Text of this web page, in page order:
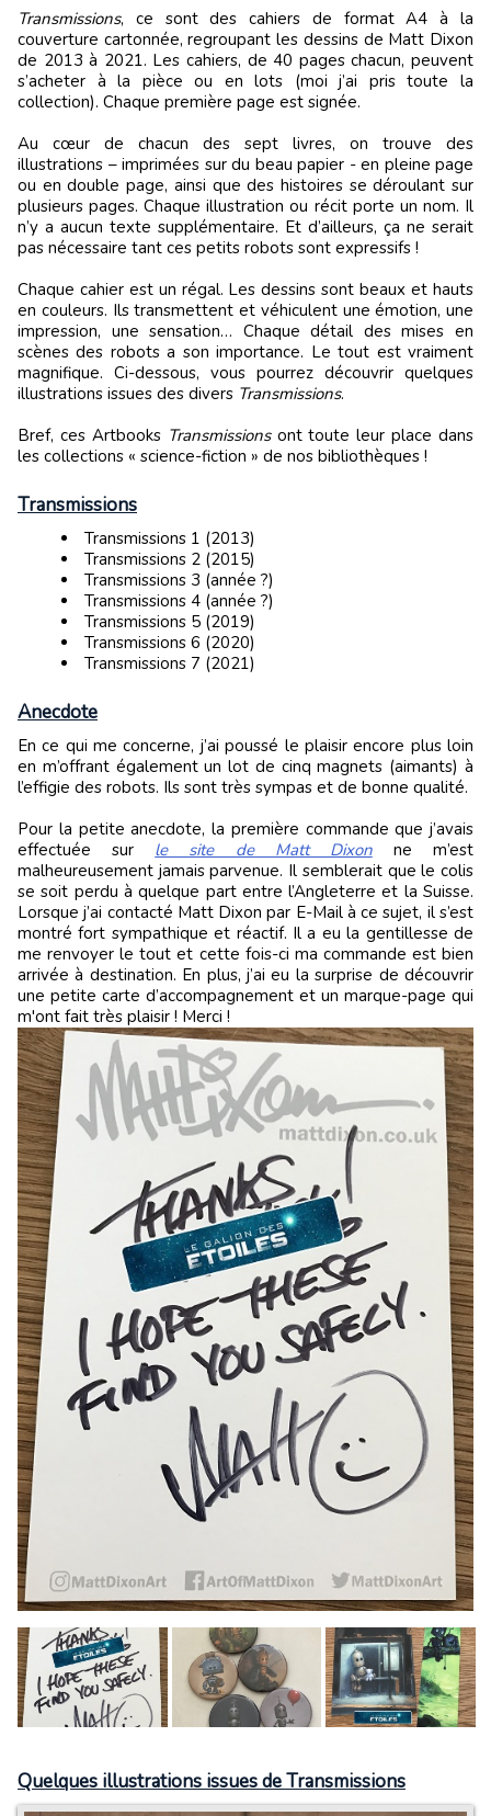
Transmissions, ce sont des cahiers de format A4 à la
couverture cartonnée, regroupant les dessins de Matt Dixon
de 2013 à 2021. Les cahiers, de 40 pages chacun, peuvent
s’acheter à la pièce ou en lots (moi j’ai pris toute la
collection). Chaque première page est signée.
Au cœur de chacun des sept livres, on trouve des
illustrations – imprimées sur du beau papier - en pleine page
ou en double page, ainsi que des histoires se déroulant sur
plusieurs pages. Chaque illustration ou récit porte un nom. Il
n’y a aucun texte supplémentaire. Et d’ailleurs, ça ne serait
pas nécessaire tant ces petits robots sont expressifs !
Chaque cahier est un régal. Les dessins sont beaux et hauts
en couleurs. Ils transmettent et véhiculent une émotion, une
impression, une sensation… Chaque détail des mises en
scènes des robots a son importance. Le tout est vraiment
magnifique. Ci-dessous, vous pourrez découvrir quelques
illustrations issues des divers Transmissions.
Bref, ces Artbooks Transmissions ont toute leur place dans
les collections « science-fiction » de nos bibliothèques !
Transmissions
Transmissions 1 (2013)
Transmissions 2 (2015)
Transmissions 3 (année ?)
Transmissions 4 (année ?)
Transmissions 5 (2019)
Transmissions 6 (2020)
Transmissions 7 (2021)
Anecdote
En ce qui me concerne, j’ai poussé le plaisir encore plus loin
en m’offrant également un lot de cinq magnets (aimants) à
l’effigie des robots. Ils sont très sympas et de bonne qualité.
Pour la petite anecdote, la première commande que j’avais
effectuée sur le site de Matt Dixonne m’est
malheureusement jamais parvenue. Il semblerait que le colis
se soit perdu à quelque part entre l’Angleterre et la Suisse.
Lorsque j’ai contacté Matt Dixon par E-Mail à ce sujet, il s’est
montré fort sympathique et réactif. Il a eu la gentillesse de
me renvoyer le tout et cette fois-ci ma commande est bien
arrivée à destination. En plus, j’ai eu la surprise de découvrir
une petite carte d’accompagnement et un marque-page qui
m'ont fait très plaisir ! Merci !
Quelques illustrations issues de Transmissions